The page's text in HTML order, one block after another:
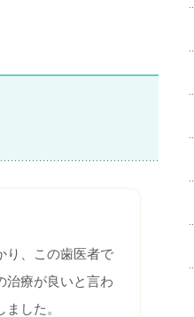
り、この歯医者で
治療が良いと言わ
した。